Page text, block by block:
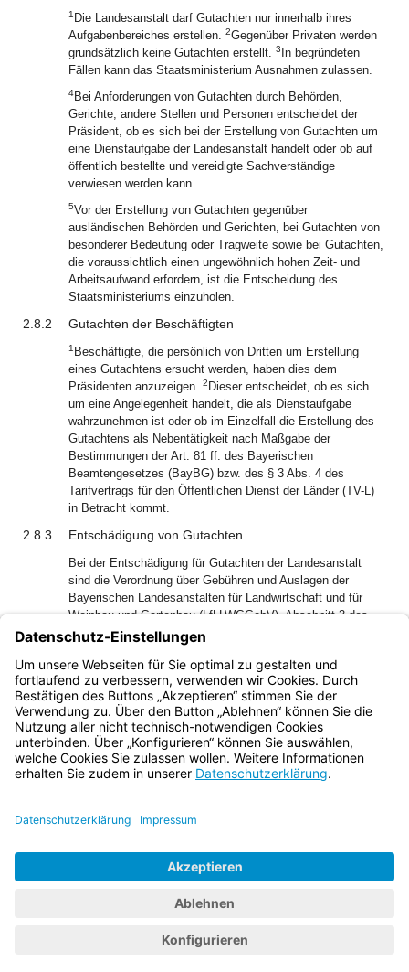
1 Die Landesanstalt darf Gutachten nur innerhalb ihres
Aufgabenbereiches erstellen. 2Gegenüber Privaten werden
grundsätzlich keine Gutachten erstellt. 3 In begründeten
Fällen kann das Staatsministerium Ausnahmen zulassen.
4Bei Anforderungen von Gutachten durch Behörden,
Gerichte, andere Stellen und Personen entscheidet der
Präsident, ob es sich bei der Erstellung von Gutachten um
eine Dienstaufgabe der Landesanstalt handelt oder ob auf
öffentlich bestellte und vereidigte Sachverständige
verwiesen werden kann.
5Vor der Erstellung von Gutachten gegenüber
ausländischen Behörden und Gerichten, bei Gutachten von
besonderer Bedeutung oder Tragweite sowie bei Gutachten,
die voraussichtlich einen ungewöhnlich hohen Zeit- und
Arbeitsaufwand erfordern, ist die Entscheidung des
Staatsministeriums einzuholen.
2.8.2 Gutachten der Beschäftigten
1 Beschäftigte, die persönlich von Dritten um Erstellung
eines Gutachtens ersucht werden, haben dies dem
Präsidenten anzuzeigen. 2 Dieser entscheidet, ob es sich
um eine Angelegenheit handelt, die als Dienstaufgabe
wahrzunehmen ist oder ob im Einzelfall die Erstellung des
Gutachtens als Nebentätigkeit nach Maßgabe der
Bestimmungen der Art. 81 ff. des Bayerischen
Beamtengesetzes (BayBG) bzw. des § 3 Abs. 4 des
Tarifvertrags für den Öffentlichen Dienst der Länder (TV-L)
in Betracht kommt.
2.8.3 Entschädigung von Gutachten
Bei der Entschädigung für Gutachten der Landesanstalt
sind die Verordnung über Gebühren und Auslagen der
Bayerischen Landesanstalten für Landwirtschaft und für
Weinbau und Gartenbau (LfLLWGGebV), Abschnitt 3 des
Justizvergütungs- und -entschädigungsgesetzes (JVEG)
und die Verordnung über die Entschädigung von Zeugen und
Sachverständigen in Verwaltungssachen (ZuSEVO) zu
beachten.
Bayern.de
BayernPortal
Impressum